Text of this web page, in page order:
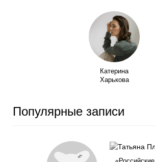
Катерина
Харькова
Популярные записи